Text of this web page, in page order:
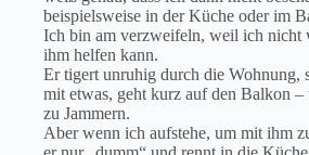
beispielsweise in der Küche oder im
Ich bin am verzweifeln, weil ich nicht
ihm helfen kann.
Er tigert unruhig durch die Wohnung,
mit etwas, geht kurz auf den Balkon –
zu Jammern.
Aber wenn ich aufstehe, um mit ihm